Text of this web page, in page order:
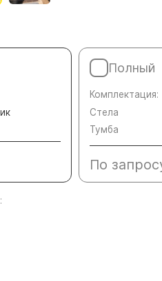
мрамора
виде гитары
гранита
черные
коричневые
серые
зеленые
Гранатовый Амфиболит
Полный
Комплектация:
Стела
Тумба
По